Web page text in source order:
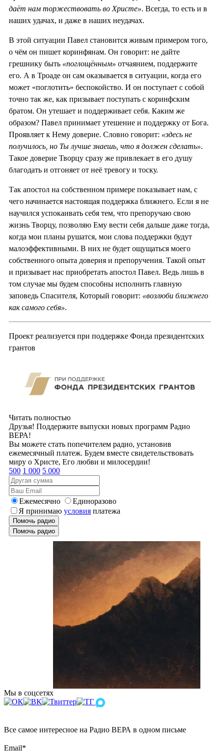
даёт нам торжествовать во Христе». Всегда, то есть и в
наших удачах, и даже в наших неудачах.
В этой ситуации Павел становится живым примером того,
о чём он пишет коринфянам. Он говорит: не дайте
грешнику быть «поглощённым» отчаянием, поддержите
его. А в Троаде он сам оказывается в ситуации, когда его
может «поглотить» беспокойство. И он поступает с собой
точно так же, как призывает поступать с коринфским
братом. Он утешает и поддерживает себя. Каким же
образом? Павел принимает утешение и поддержку от Бога.
Проявляет к Нему доверие. Словно говорит: «здесь не
получилось, но Ты лучше знаешь, что я должен сделать».
Такое доверие Творцу сразу же привлекает в его душу
благодать и отгоняет от неё тревогу и тоску.
Так апостол на собственном примере показывает нам, с
чего начинается настоящая поддержка ближнего. Если я не
научился успокаивать себя тем, что препоручаю свою
жизнь Творцу, позволяю Ему вести себя дальше даже тогда,
когда мои планы рушатся, мои слова поддержки будут
малоэффективными. В них не будет ощущаться моего
собственного опыта доверия и препоручения. Такой опыт
и призывает нас приобретать апостол Павел. Ведь лишь в
том случае мы будем способны исполнить главную
заповедь Спасителя, Который говорит: «возлюби ближнего
как самого себя».
Проект реализуется при поддержке Фонда президентских
грантов
Читать полностью
Друзья! Поддержите выпуски новых программ Радио
ВЕРА!
Вы можете стать попечителем радио, установив
ежемесячный платеж. Будем вместе свидетельствовать
миру о Христе, Его любви и милосердии!
500 1 000 5 000
Ежемесячно
Единоразово
Я принимаю условия платежа
Помочь радио
Помочь радио
Мы в соцсетях
Все самое интересное на Радио ВЕРА в одном письме
Email*